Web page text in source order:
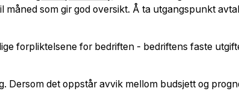
som gir god oversikt. Å ta utgangspunkt
forpliktelsene for bedriften - bedriftens faste
det oppstår avvik mellom budsjett og